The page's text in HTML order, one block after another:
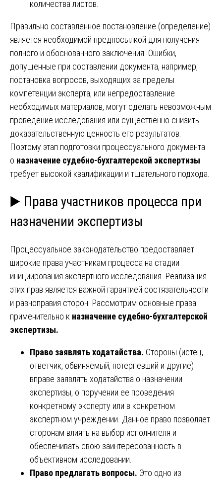
количества листов.
Правильно составленное постановление (определение)
является необходимой предпосылкой для получения
полного и обоснованного заключения. Ошибки,
допущенные при составлении документа, например,
постановка вопросов, выходящих за пределы
компетенции эксперта, или непредоставление
необходимых материалов, могут сделать невозможным
проведение исследования или существенно снизить
доказательственную ценность его результатов.
Поэтому этап подготовки процессуального документа
о назначение судебно-бухгалтерской экспертизы
требует высокой квалификации и тщательного подхода.
▶️ Права участников процесса при
назначении экспертизы
Процессуальное законодательство предоставляет
широкие права участникам процесса на стадии
инициирования экспертного исследования. Реализация
этих прав является важной гарантией состязательности
и равноправия сторон. Рассмотрим основные права
применительно к назначение судебно-бухгалтерской
экспертизы.
Право заявлять ходатайства. Стороны (истец,
ответчик, обвиняемый, потерпевший и другие)
вправе заявлять ходатайства о назначении
экспертизы, о поручении ее проведения
конкретному эксперту или в конкретном
экспертном учреждении. Данное право позволяет
сторонам влиять на выбор исполнителя и
обеспечивать свою заинтересованность в
объективном исследовании.
Право предлагать вопросы. Это одно из